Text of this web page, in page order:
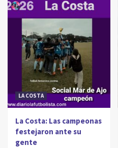
LA COSTA
La Costa: Las campeonas
festejaron ante su
gente